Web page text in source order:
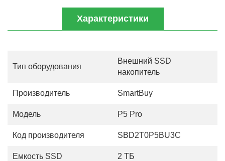
Характеристики
Тип оборудования
Внешний SSD
накопитель
Производитель SmartBuy
Модель P5 Pro
Код производителя SBD2T0P5BU3C
Емкость SSD 2 ТБ